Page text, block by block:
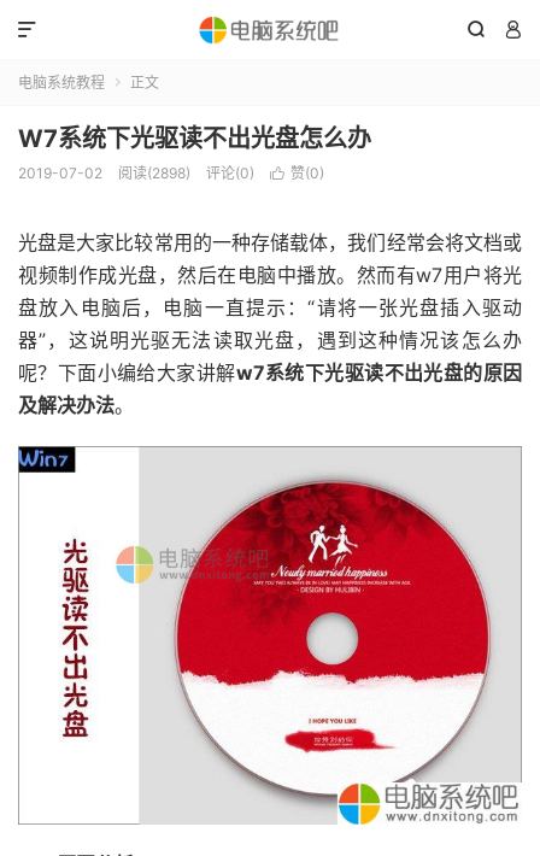
 

电脑系统教程  正文
W7系统下光驱读不出光盘怎么办
2019-07-02 阅读(2898) 评论(0)  赞(0)
光盘是大家比较常用的一种存储载体，我们经常会将文档或
视频制作成光盘，然后在电脑中播放。然而有w7用户将光
盘放入电脑后，电脑一直提示：“请将一张光盘插入驱动
器”，这说明光驱无法读取光盘，遇到这种情况该怎么办
呢？下面小编给大家讲解w7系统下光驱读不出光盘的原因
及解决办法。